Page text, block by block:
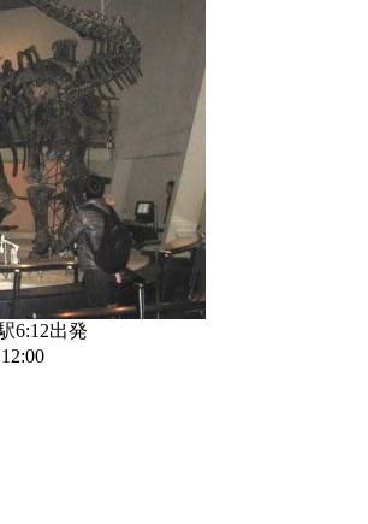
6:12出発